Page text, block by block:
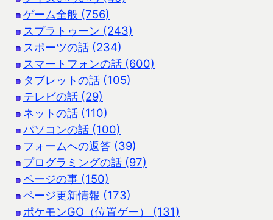
ゲーム全般 (756)
スプラトゥーン (243)
スポーツの話 (234)
スマートフォンの話 (600)
タブレットの話 (105)
テレビの話 (29)
ネットの話 (110)
パソコンの話 (100)
フォームへの返答 (39)
プログラミングの話 (97)
ページの事 (150)
ページ更新情報 (173)
ポケモンGO（位置ゲー） (131)